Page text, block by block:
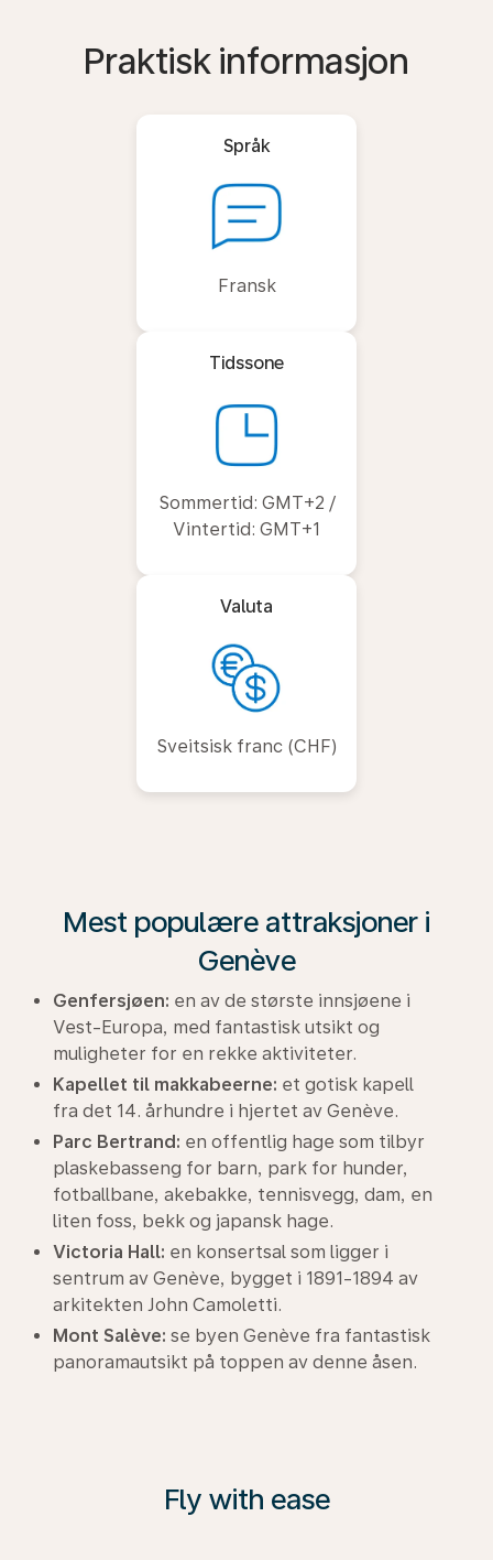
Praktisk informasjon
Språk
Fransk
Tidssone
Sommertid: GMT+2 /
Vintertid: GMT+1
Valuta
Sveitsisk franc (CHF)
Mest populære attraksjoner i
Genève
Genfersjøen: en av de største innsjøene i
Vest-Europa, med fantastisk utsikt og
muligheter for en rekke aktiviteter.
Kapellet til makkabeerne: et gotisk kapell
fra det 14. århundre i hjertet av Genève.
Parc Bertrand: en offentlig hage som tilbyr
plaskebasseng for barn, park for hunder,
fotballbane, akebakke, tennisvegg, dam, en
liten foss, bekk og japansk hage.
Victoria Hall: en konsertsal som ligger i
sentrum av Genève, bygget i 1891-1894 av
arkitekten John Camoletti.
Mont Salève: se byen Genève fra fantastisk
panoramautsikt på toppen av denne åsen.
Fly with ease